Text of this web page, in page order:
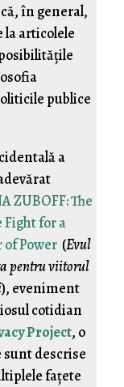
în general,
articolele
publice
a
ZUBOFF: The
Fight for a
Power (Evul
pentru viitorul
), eveniment
cotidian
Project, o
descrise
faţete